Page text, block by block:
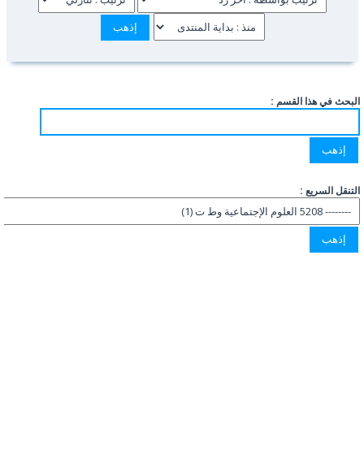
البحث في هذا القسم :
التنقل السريع :